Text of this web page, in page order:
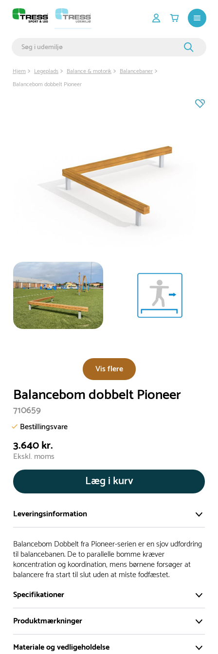
Hjem Legeplads Balance & motorik
Balancebaner
Balancebom dobbelt Pioneer
Vis flere
Balancebom dobbelt Pioneer
710659
Bestillingsvare
3.640 kr.
Ekskl. moms
Læg i kurv
Leveringsinformation
Vi har et stort og effektivt lager på ca. 6.000 kvadratmeter
med mere end 5.000 forskellige produkter på hylderne til
omgående levering.
- Leveringstiden på lagervarer er i Danmark normalt 1-3
hverdage
- Leveringstiden på specialvarer og bestillingsvarer oplyses
- I tilfælde af restordre vil kundeservice kontakte dig via e-
Balancebom Dobbelt fra Pioneer-serien er en sjov udfordring
til balancebanen. De to parallelle bomme kræver
koncentration og koordination, mens børnene forsøger at
balancere fra start til slut uden at miste fodfæstet.
Specifikationer
Produktmærkninger
Materiale og vedligeholdelse